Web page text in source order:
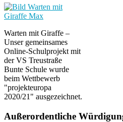
Warten mit Giraffe –
Unser gemeinsames
Online-Schulprojekt mit
der VS Treustraße
Bunte Schule wurde
beim Wettbewerb
"projekteuropa
2020/21" ausgezeichnet.
Außerordentliche